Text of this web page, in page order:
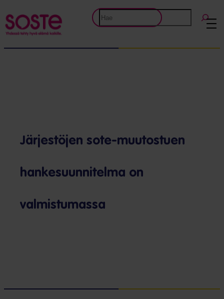
Etsi
Järjestöjen sote-muutostuen
hanke­suunnitelma on
valmistumassa